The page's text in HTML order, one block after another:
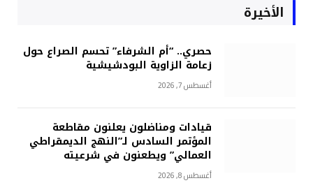
الأخيرة
حصري.. “أم الشرفاء” تحسم الصراع حول
زعامة الزاوية البودشيشية
أغسطس 7, 2026
قيادات ومناضلون يعلنون مقاطعة
المؤتمر السادس لـ”النهج الديمقراطي
العمالي” ويطعنون في شرعيته
أغسطس 8, 2026